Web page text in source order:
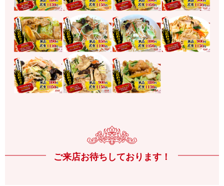
ご来店お待ちしております！